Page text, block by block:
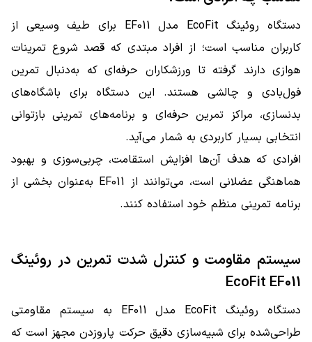
دستگاه روئینگ EcoFit مدل EF011 برای طیف وسیعی از
کاربران مناسب است؛ از افراد مبتدی که قصد شروع تمرینات
هوازی دارند گرفته تا ورزشکاران حرفه‌ای که به‌دنبال تمرین
فول‌بادی و چالشی هستند. این دستگاه برای باشگاه‌های
بدنسازی، مراکز تمرین حرفه‌ای و برنامه‌های تمرینی بازتوانی
انتخابی بسیار کاربردی به شمار می‌آید.
افرادی که هدف آن‌ها افزایش استقامت، چربی‌سوزی و بهبود
هماهنگی عضلانی است، می‌توانند از EF011 به‌عنوان بخشی از
برنامه تمرینی منظم خود استفاده کنند.
سیستم مقاومت و کنترل شدت تمرین در روئینگ
EcoFit EF011
دستگاه روئینگ EcoFit مدل EF011 به سیستم مقاومتی
طراحی‌شده برای شبیه‌سازی دقیق حرکت پاروزدن مجهز است که